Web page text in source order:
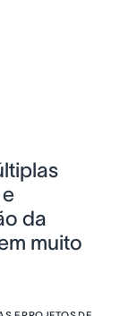
da
muito